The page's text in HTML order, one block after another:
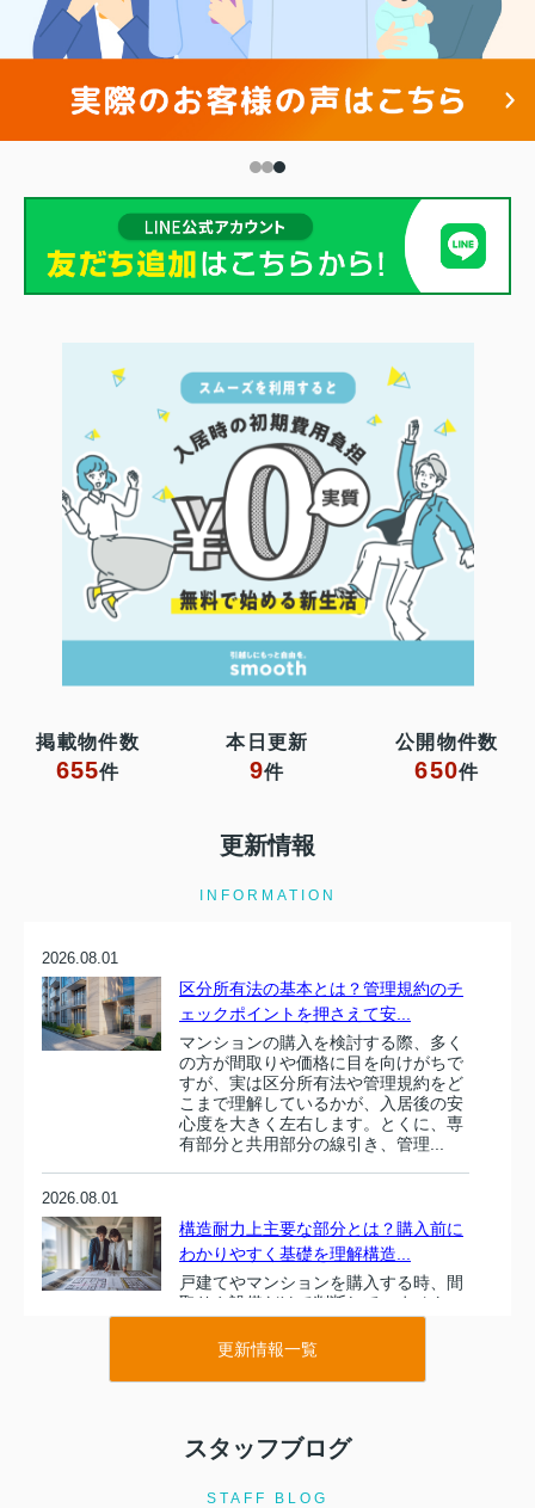
掲載物件数
655件
本日更新
9件
公開物件数
650件
更新情報
INFORMATION
2026.08.01
区分所有法の基本とは？管理規約のチ
ェックポイントを押さえて安...
マンションの購入を検討する際、多く
の方が間取りや価格に目を向けがちで
すが、実は区分所有法や管理規約をど
こまで理解しているかが、入居後の安
心度を大きく左右します。とくに、専
有部分と共用部分の線引き、管理...
2026.08.01
構造耐力上主要な部分とは？購入前に
わかりやすく基礎を理解構造...
戸建てやマンションを購入する時、間
取りや設備だけで判断していません
か。住まい選びで本当に大切なのは、
目に見えにくい建物の骨組み部分で
す。その中でも特に重要とされるの
が、建築基準法施行令でも定義されて
契約不適合責任と瑕疵担保責任の違い
更新情報一覧
スタッフブログ
STAFF BLOG